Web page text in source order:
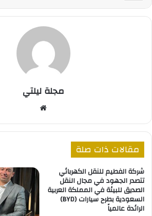
مجلة ليلتي
مقالات ذات صلة
شركة الفطيم للنقل الكهربائي
تتصدر الجهود في مجال النقل
الصديق للبيئة في المملكة العربية
السعودية بطرح سيارات (BYD)
الرائدة عالمياً